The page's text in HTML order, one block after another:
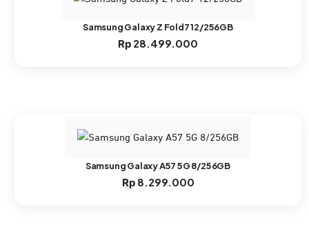
Samsung Galaxy Z Fold7 12/256GB
Rp 28.499.000
Samsung Galaxy A57 5G 8/256GB
Rp8.299.000